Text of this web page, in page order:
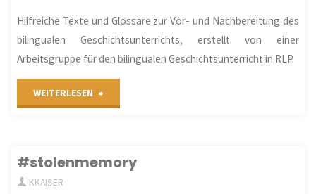
nach
dem
Hilfreiche Texte und Glossare zur Vor- und Nachbereitung des
bilingualen Geschichtsunterrichts, erstellt von einer
Arbeitsgruppe für den bilingualen Geschichtsunterricht in RLP.
WEITERLESEN
#stolenmemory
KKAISER